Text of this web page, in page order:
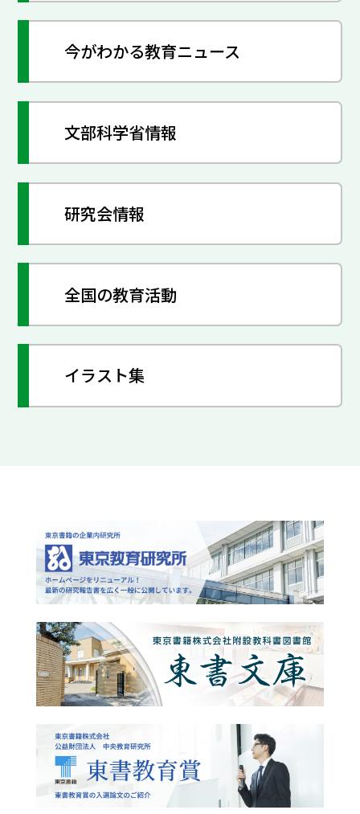
今がわかる教育ニュース
文部科学省情報
研究会情報
全国の教育活動
イラスト集